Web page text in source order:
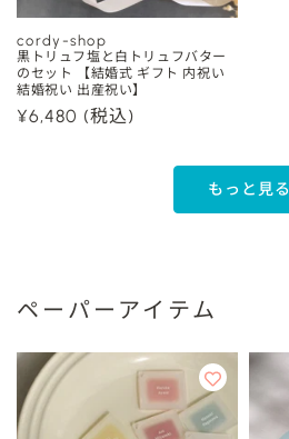
販
売
元:
cordy-shop
黒トリュフ塩と白トリュフバター
のセット 【結婚式 ギフト 内祝い
結婚祝い 出産祝い】
通
¥6,480 (税込)
もっと見る
ペーパーアイテム